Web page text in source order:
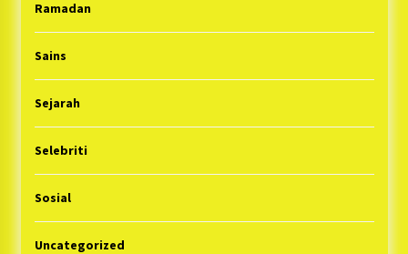
Ramadan
Sains
Sejarah
Selebriti
Sosial
Uncategorized